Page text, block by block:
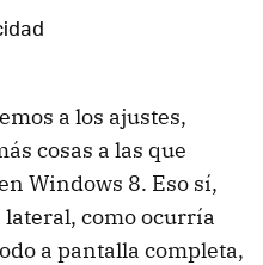
a los ajustes,
cosas a las que
Windows 8. Eso sí,
como ocurría
a pantalla completa,